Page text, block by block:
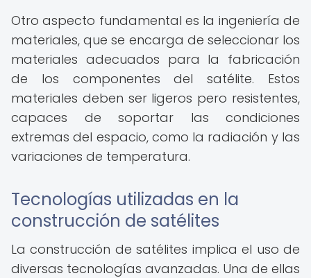
Otro aspecto fundamental es la ingeniería de
materiales, que se encarga de seleccionar los
materiales adecuados para la fabricación
de los componentes del satélite. Estos
materiales deben ser ligeros pero resistentes,
capaces de soportar las condiciones
extremas del espacio, como la radiación y las
variaciones de temperatura.
Tecnologías utilizadas en la
construcción de satélites
La construcción de satélites implica el uso de
diversas tecnologías avanzadas. Una de ellas